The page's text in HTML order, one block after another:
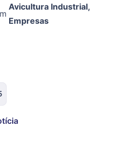
Avicultura Industrial,
Empresas